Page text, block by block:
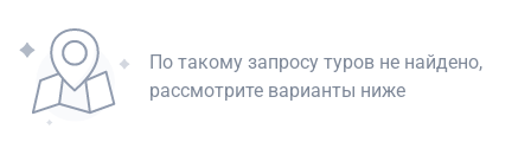
По такому запросу туров не найдено,
рассмотрите варианты ниже